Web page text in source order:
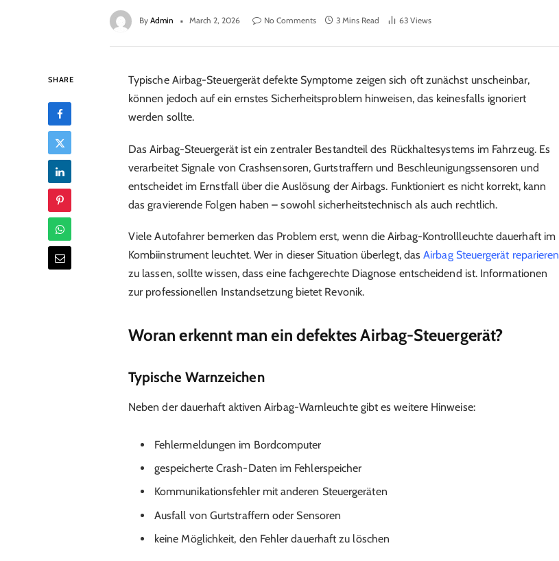
By Admin March 2, 2026 No Comments 3 Mins Read 63 Views
SHARE
Typische Airbag-Steuergerät defekte Symptome zeigen sich oft zunächst unscheinbar,
können jedoch auf ein ernstes Sicherheitsproblem hinweisen, das keinesfalls ignoriert
werden sollte.
Das Airbag-Steuergerät ist ein zentraler Bestandteil des Rückhaltesystems im Fahrzeug. Es
verarbeitet Signale von Crashsensoren, Gurtstraffern und Beschleunigungssensoren und
entscheidet im Ernstfall über die Auslösung der Airbags. Funktioniert es nicht korrekt, kann
das gravierende Folgen haben – sowohl sicherheitstechnisch als auch rechtlich.
Viele Autofahrer bemerken das Problem erst, wenn die Airbag-Kontrollleuchte dauerhaft im
Kombiinstrument leuchtet. Wer in dieser Situation überlegt, dasAirbag Steuergerät reparieren
zu lassen, sollte wissen, dass eine fachgerechte Diagnose entscheidend ist. Informationen
zur professionellen Instandsetzung bietet Revonik.
Woran erkennt man ein defektes Airbag-Steuergerät?
Typische Warnzeichen
Neben der dauerhaft aktiven Airbag-Warnleuchte gibt es weitere Hinweise:
Fehlermeldungen im Bordcomputer
gespeicherte Crash-Daten im Fehlerspeicher
Kommunikationsfehler mit anderen Steuergeräten
Ausfall von Gurtstraffern oder Sensoren
keine Möglichkeit, den Fehler dauerhaft zu löschen